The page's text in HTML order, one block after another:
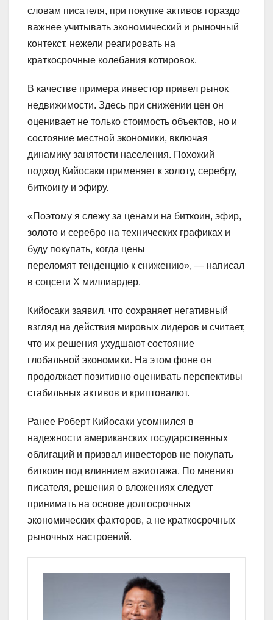
словам писателя, при покупке активов гораздо
важнее учитывать экономический и рыночный
контекст, нежели реагировать на
краткосрочные колебания котировок.
В качестве примера инвестор привел рынок
недвижимости. Здесь при снижении цен он
оценивает не только стоимость объектов, но и
состояние местной экономики, включая
динамику занятости населения. Похожий
подход Кийосаки применяет к золоту, серебру,
биткоину и эфиру.
«Поэтому я слежу за ценами на биткоин, эфир,
золото и серебро на технических графиках и
буду покупать, когда цены
переломят тенденцию к снижению», — написал
в соцсети Х миллиардер.
Кийосаки заявил, что сохраняет негативный
взгляд на действия мировых лидеров и считает,
что их решения ухудшают состояние
глобальной экономики. На этом фоне он
продолжает позитивно оценивать перспективы
стабильных активов и криптовалют.
Ранее Роберт Кийосаки усомнился в
надежности американских государственных
облигаций и призвал инвесторов не покупать
биткоин под влиянием ажиотажа. По мнению
писателя, решения о вложениях следует
принимать на основе долгосрочных
экономических факторов, а не краткосрочных
рыночных настроений.